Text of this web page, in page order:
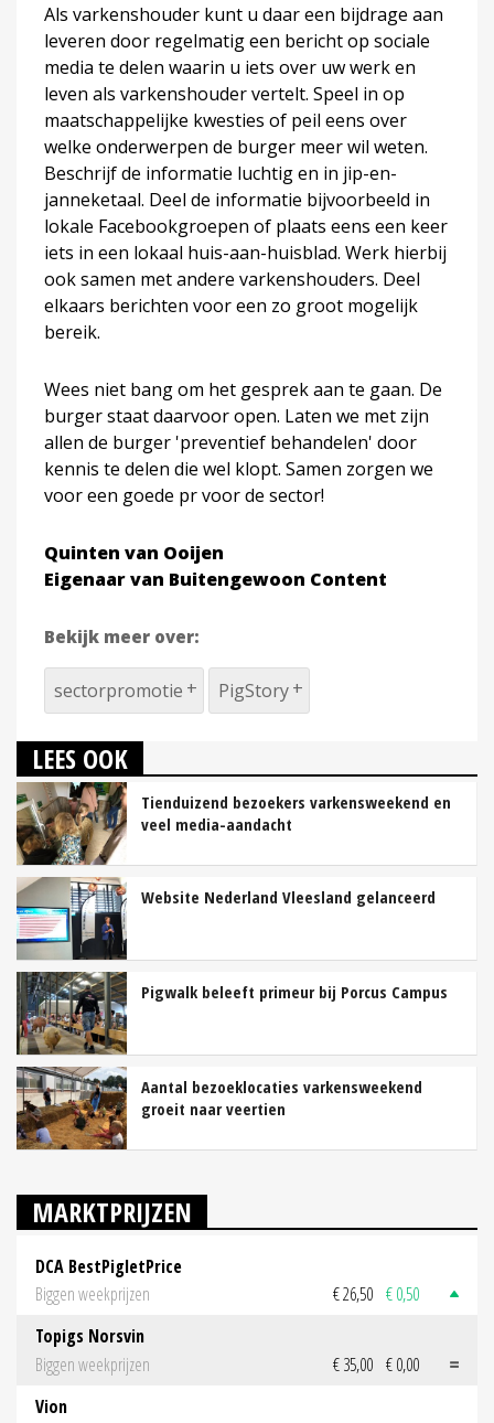
Als varkenshouder kunt u daar een bijdrage aan
leveren door regelmatig een bericht op sociale
media te delen waarin u iets over uw werk en
leven als varkenshouder vertelt. Speel in op
maatschappelijke kwesties of peil eens over
welke onderwerpen de burger meer wil weten.
Beschrijf de informatie luchtig en in jip-en-
janneketaal. Deel de informatie bijvoorbeeld in
lokale Facebookgroepen of plaats eens een keer
iets in een lokaal huis-aan-huisblad. Werk hierbij
ook samen met andere varkenshouders. Deel
elkaars berichten voor een zo groot mogelijk
bereik.
Wees niet bang om het gesprek aan te gaan. De
burger staat daarvoor open. Laten we met zijn
allen de burger 'preventief behandelen' door
kennis te delen die wel klopt. Samen zorgen we
voor een goede pr voor de sector!
Quinten van Ooijen
Eigenaar van Buitengewoon Content
Bekijk meer over:
sectorpromotie PigStory
LEES OOK
Tienduizend bezoekers varkensweekend en
veel media-aandacht
Website Nederland Vleesland gelanceerd
Pigwalk beleeft primeur bij Porcus Campus
Aantal bezoeklocaties varkensweekend
groeit naar veertien
MARKTPRIJZEN
DCA BestPigletPrice
Biggen weekprijzen
€ 26,50 € 0,50
Topigs Norsvin
Biggen weekprijzen
€ 35,00 € 0,00
Vion